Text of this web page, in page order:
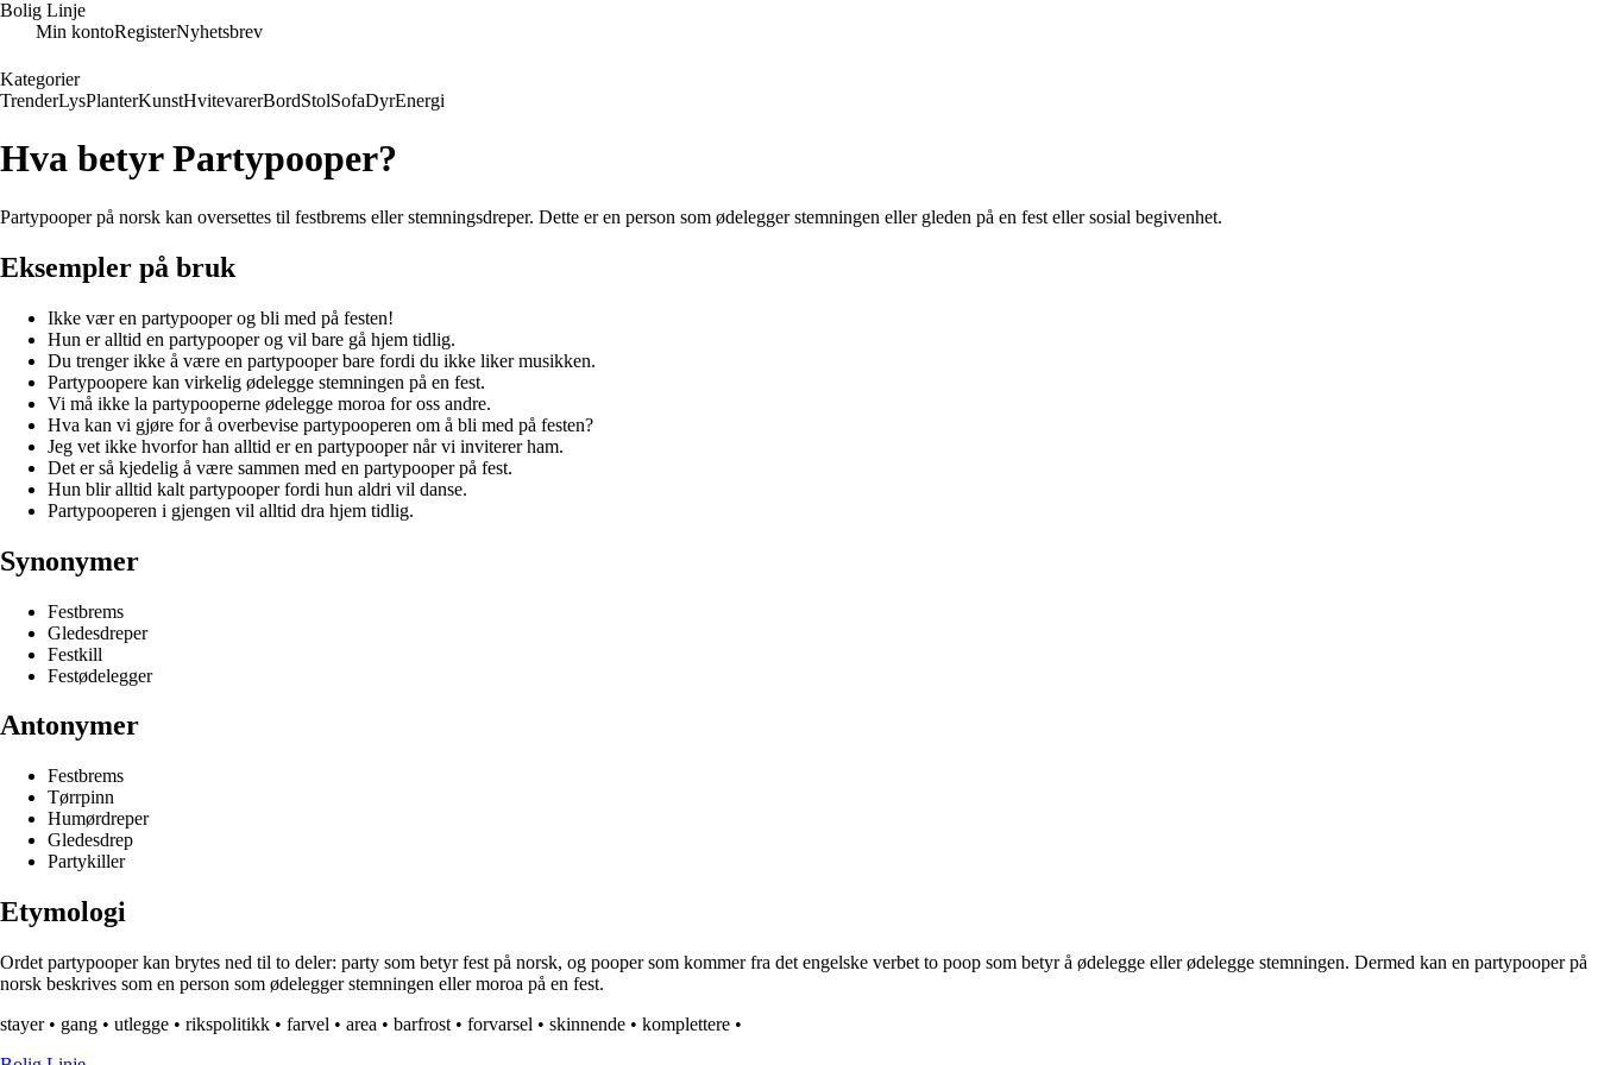
Bolig Linje
Min kontoRegisterNyhetsbrev
Kategorier
TrenderLysPlanterKunstHvitevarerBordStolSofaDyrEnergi
Hva betyr Partypooper?
Partypooper på norsk kan oversettes til festbrems eller stemningsdreper. Dette er en person som ødelegger stemningen eller gleden på en fest eller sosial begivenhet.
Eksempler på bruk
Ikke vær en partypooper og bli med på festen!
Hun er alltid en partypooper og vil bare gå hjem tidlig.
Du trenger ikke å være en partypooper bare fordi du ikke liker musikken.
Partypoopere kan virkelig ødelegge stemningen på en fest.
Vi må ikke la partypooperne ødelegge moroa for oss andre.
Hva kan vi gjøre for å overbevise partypooperen om å bli med på festen?
Jeg vet ikke hvorfor han alltid er en partypooper når vi inviterer ham.
Det er så kjedelig å være sammen med en partypooper på fest.
Hun blir alltid kalt partypooper fordi hun aldri vil danse.
Partypooperen i gjengen vil alltid dra hjem tidlig.
Synonymer
Festbrems
Gledesdreper
Festkill
Festødelegger
Antonymer
Festbrems
Tørrpinn
Humørdreper
Gledesdrep
Partykiller
Etymologi
Ordet partypooper kan brytes ned til to deler: party som betyr fest på norsk, og pooper som kommer fra det engelske verbet to poop som betyr å ødelegge eller ødelegge stemningen. Dermed kan en partypooper på
norsk beskrives som en person som ødelegger stemningen eller moroa på en fest.
stayer• gang • utlegge • rikspolitikk • farvel • area • barfrost • forvarsel • skinnende • komplettere •